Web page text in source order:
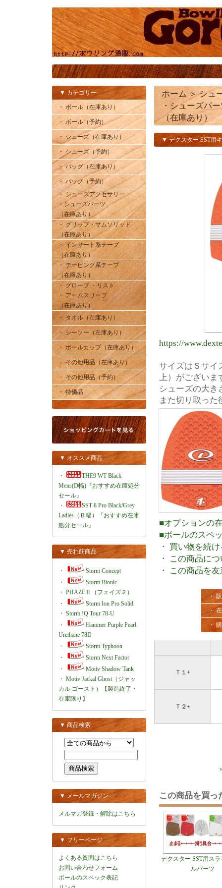
▼ カテゴリー
・ ボール（在庫あり）
・ ボール（予約）
・ シューズ（在庫あり）
・ シューズ（予約）
・ バッグ（在庫あり）
・ バッグ（予約）
・ シューズアクセサリー
・シューズパーツ
（在庫あり）
・ グリップ・サムソリッド
（在庫あり）
・ インサート系テープ
（在庫あり）
・ テーピング系テープ
（在庫あり）
・ グローブ ・リスト
・ アームスリーブ
（在庫あり）
・ タオル（在庫あり）
・ シーソー（在庫あり）
・ ボールカップ（在庫あり）
・ その他用品（在庫あり）
・ その他用品（予約）
・ 特価品
▼ オススメ商品
・
THE9 WT Black
Mens(D幅)『おすすめ在庫処分
セール』
・
SST 8 Pro Black/Grey
Ladies（Ｂ幅）『おすすめ在庫
処分セール』
▼ 売れ筋商品
・
Storm Concept
・
Storm Bionic
・ PHAZEⅡ（フェイズ２）
・
Storm Ion Pro Solid
・ Storm !Q Tour 78-U
・
Hammer Purple Pearl
Urethane 78D
・
Storm Typhoon
・
Storm Next Factor
・
Motiv Shadow Tank
・ Motiv Jackal Ghost（ジャッ
カル ゴースト）【製造終了・
在庫限り】
▼ 商品検索
▼ メールマガジン
メルマガ登録・解除はこちら
▼ フリーページ
よくある質問はこちら
お問い合わせフォーム
ボールのスペック表記
ホーム ＞ シュ
・シューズパ
（在庫あり）
▼ デクスター SST用
https://
サイズはＳサイ
上）がございま
シューズの大き
また切り取った
■オプションの
■ボールのスペ
・ 買い物を続け
・
この商品に
・
この商品を
・
・
・
Ｔ１+
Ｔ２+
この商品を買っ
デクスター SST用ス
ルパーツ